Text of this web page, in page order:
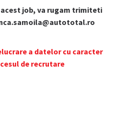
job, va rugam trimiteti
a datelor cu caracter
de recrutare